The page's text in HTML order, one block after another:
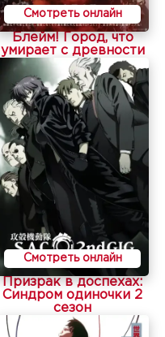
Смотреть онлайн
Блейм! Город, что
умирает с древности
Смотреть онлайн
Призрак в доспехах:
Синдром одиночки 2
сезон